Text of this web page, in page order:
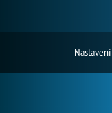
Nastavení